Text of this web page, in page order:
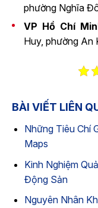
phường Nghĩa
VP Hồ Chí
Huy, phường An
BÀI VIẾT LIÊN
Những Tiêu Chí
Maps
Kinh Nghiệm
Động Sản
Nguyên Nhân